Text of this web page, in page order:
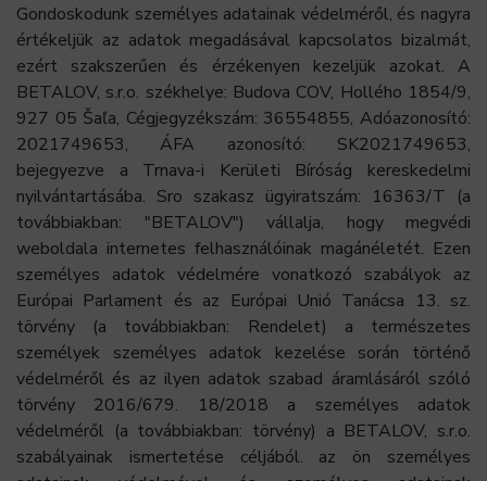
Gondoskodunk személyes adatainak védelméről, és nagyra
értékeljük az adatok megadásával kapcsolatos bizalmát,
ezért szakszerűen és érzékenyen kezeljük azokat. A
BETALOV, s.r.o. székhelye: Budova COV, Hollého 1854/9,
927 05 Šaľa, Cégjegyzékszám: 36554855, Adóazonosító:
2021749653, ÁFA azonosító: SK2021749653,
bejegyezve a Trnava-i Kerületi Bíróság kereskedelmi
nyilvántartásába. Sro szakasz ügyiratszám: 16363/T (a
továbbiakban: "BETALOV") vállalja, hogy megvédi
weboldala internetes felhasználóinak magánéletét. Ezen
személyes adatok védelmére vonatkozó szabályok az
Európai Parlament és az Európai Unió Tanácsa 13. sz.
törvény (a továbbiakban: Rendelet) a természetes
személyek személyes adatok kezelése során történő
védelméről és az ilyen adatok szabad áramlásáról szóló
törvény 2016/679. 18/2018 a személyes adatok
védelméről (a továbbiakban: törvény) a BETALOV, s.r.o.
szabályainak ismertetése céljából. az ön személyes